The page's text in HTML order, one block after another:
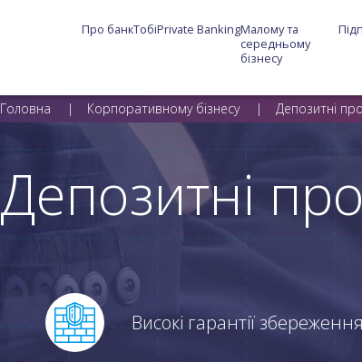
Про банкТобіPrivate BankingМалому та
середньому
бізнесу
Головна Корпоративному бізнесу Депозитні
Депозитні
Високі гарантії